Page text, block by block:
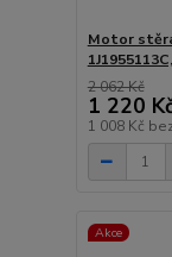
Motor
2 062 Kč
1 220
1 008 Kč
Akce